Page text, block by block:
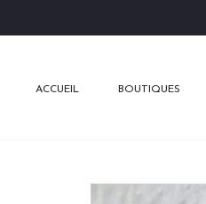
ACCUEIL BOUTIQUES